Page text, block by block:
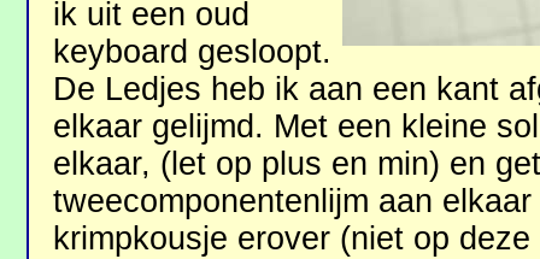
ik uit een oud
keyboard gesloopt.
De Ledjes heb ik aan een kant
elkaar gelijmd. Met een kleine
elkaar, (let op plus en min) en
tweecomponentenlijm aan
krimpkousje erover (niet op